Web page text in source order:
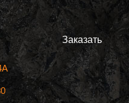
Заказать